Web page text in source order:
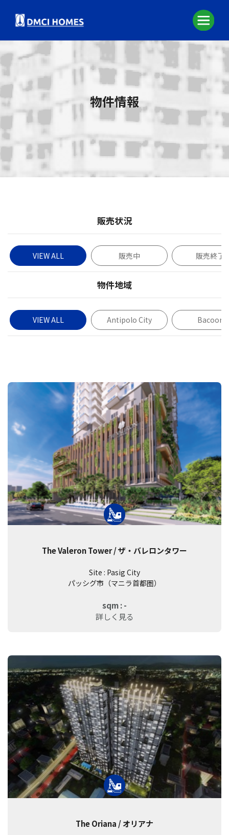
物件情報
販売状況
VIEW ALL 販売中 販売終了
物件地域
VIEW ALL Antipolo City Bacoor
The Valeron Tower / ザ・バレロンタワー
Site : Pasig City
パッシグ市（マニラ首都圏）
sqm : -
詳しく見る
The Oriana / オリアナ